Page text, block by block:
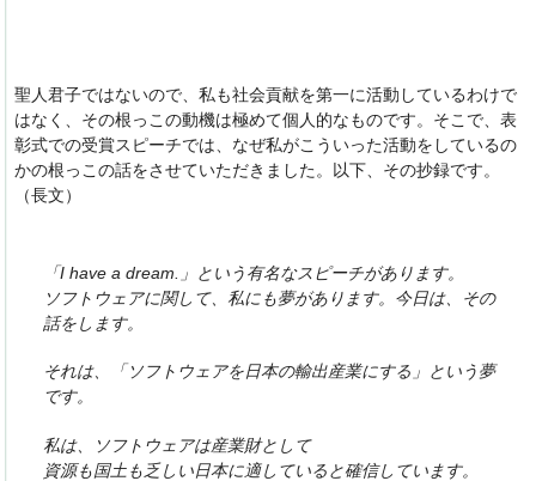
聖人君子ではないので、私も社会貢献を第一に活動しているわけで
はなく、その根っこの動機は極めて個人的なものです。そこで、表
彰式での受賞スピーチでは、なぜ私がこういった活動をしているの
かの根っこの話をさせていただきました。以下、その抄録です。
（長文）
「I have a dream.」という有名なスピーチがあります。
ソフトウェアに関して、私にも夢があります。今日は、その
話をします。
それは、「ソフトウェアを日本の輸出産業にする」という夢
です。
私は、ソフトウェアは産業財として
資源も国土も乏しい日本に適していると確信しています。